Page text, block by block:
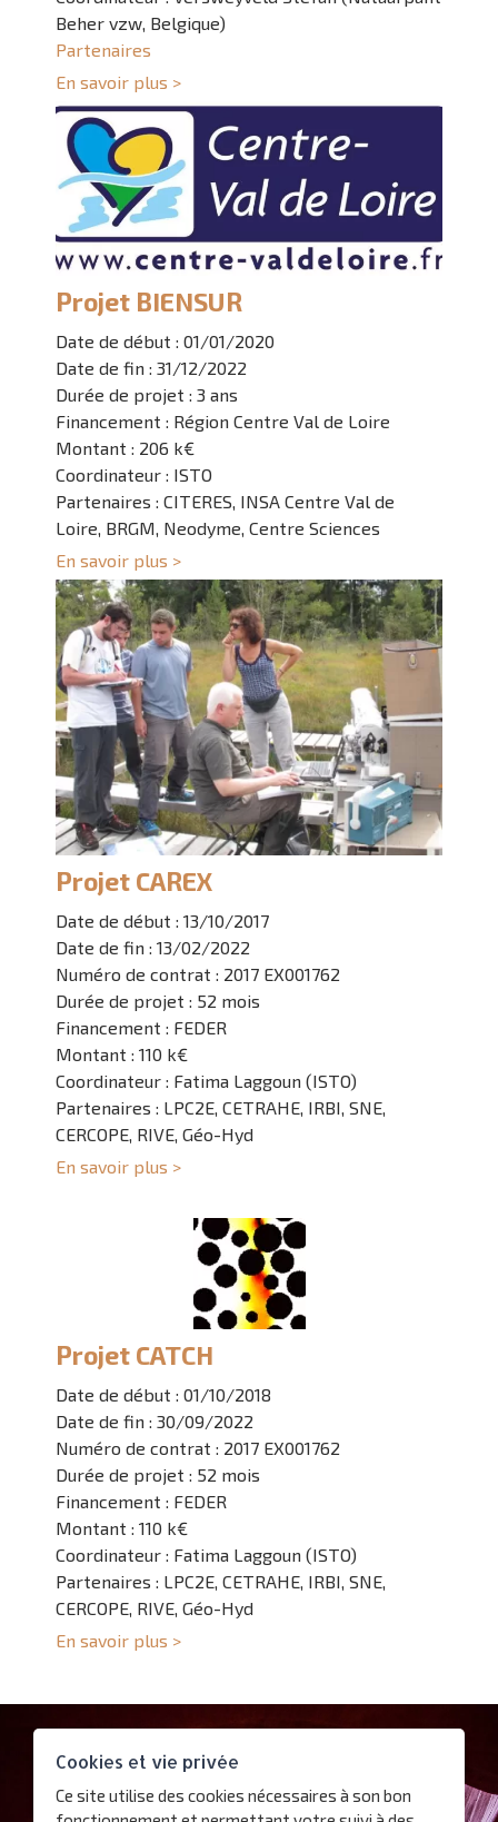
Beher vzw, Belgique)
Partenaires
En savoir plus >
Projet BIENSUR
Date de début : 01/01/2020
Date de fin : 31/12/2022
Durée de projet : 3 ans
Financement : Région Centre Val de Loire
Montant : 206 k€
Coordinateur : ISTO
Partenaires : CITERES, INSA Centre Val de
Loire, BRGM, Neodyme, Centre Sciences
En savoir plus >
Projet CAREX
Date de début : 13/10/2017
Date de fin : 13/02/2022
Numéro de contrat : 2017 EX001762
Durée de projet : 52 mois
Financement : FEDER
Montant : 110 k€
Coordinateur : Fatima Laggoun (ISTO)
Partenaires : LPC2E, CETRAHE, IRBI, SNE,
CERCOPE, RIVE, Géo-Hyd
En savoir plus >
Projet CATCH
Date de début : 01/10/2018
Date de fin : 30/09/2022
Numéro de contrat : 2017 EX001762
Durée de projet : 52 mois
Financement : FEDER
Montant : 110 k€
Coordinateur : Fatima Laggoun (ISTO)
Partenaires : LPC2E, CETRAHE, IRBI, SNE,
CERCOPE, RIVE, Géo-Hyd
En savoir plus >
Plan d’accès
Nous suivre
Cookies et vie privée
Ce site utilise des cookies nécessaires à son bon